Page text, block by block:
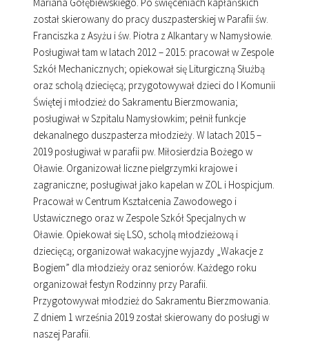
został skierowany do pracy duszpasterskiej w Parafii św.
Franciszka z Asyżu i św. Piotra z Alkantary w Namysłowie.
Posługiwał tam w latach 2012 – 2015: pracował w Zespole
Szkół Mechanicznych; opiekował się Liturgiczną Służbą
oraz scholą dziecięcą; przygotowywał dzieci do I Komunii
Świętej i młodzież do Sakramentu Bierzmowania;
posługiwał w Szpitalu Namysłowkim; pełnił funkcje
dekanalnego duszpasterza młodzieży. W latach 2015 –
2019 posługiwał w parafii pw. Miłosierdzia Bożego w
Oławie. Organizował liczne pielgrzymki krajowe i
zagraniczne; posługiwał jako kapelan w ZOL i Hospicjum.
Pracował w Centrum Kształcenia Zawodowego i
Ustawicznego oraz w Zespole Szkół Specjalnych w
Oławie. Opiekował się LSO, scholą młodzieżową i
dziecięcą; organizował wakacyjne wyjazdy „Wakacje z
Bogiem” dla młodzieży oraz seniorów. Każdego roku
organizował festyn Rodzinny przy Parafii.
Przygotowywał młodzież do Sakramentu Bierzmowania.
Z dniem 1 września 2019 został skierowany do posługi w
naszej Parafii.